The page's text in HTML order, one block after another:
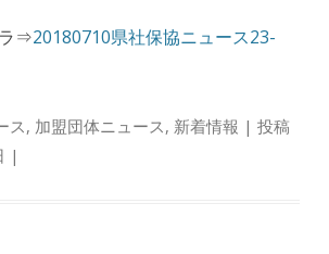
⇒20180710県社保協ニュース23-
ス , 加盟団体ニュース , 新着情報 | 投稿
|